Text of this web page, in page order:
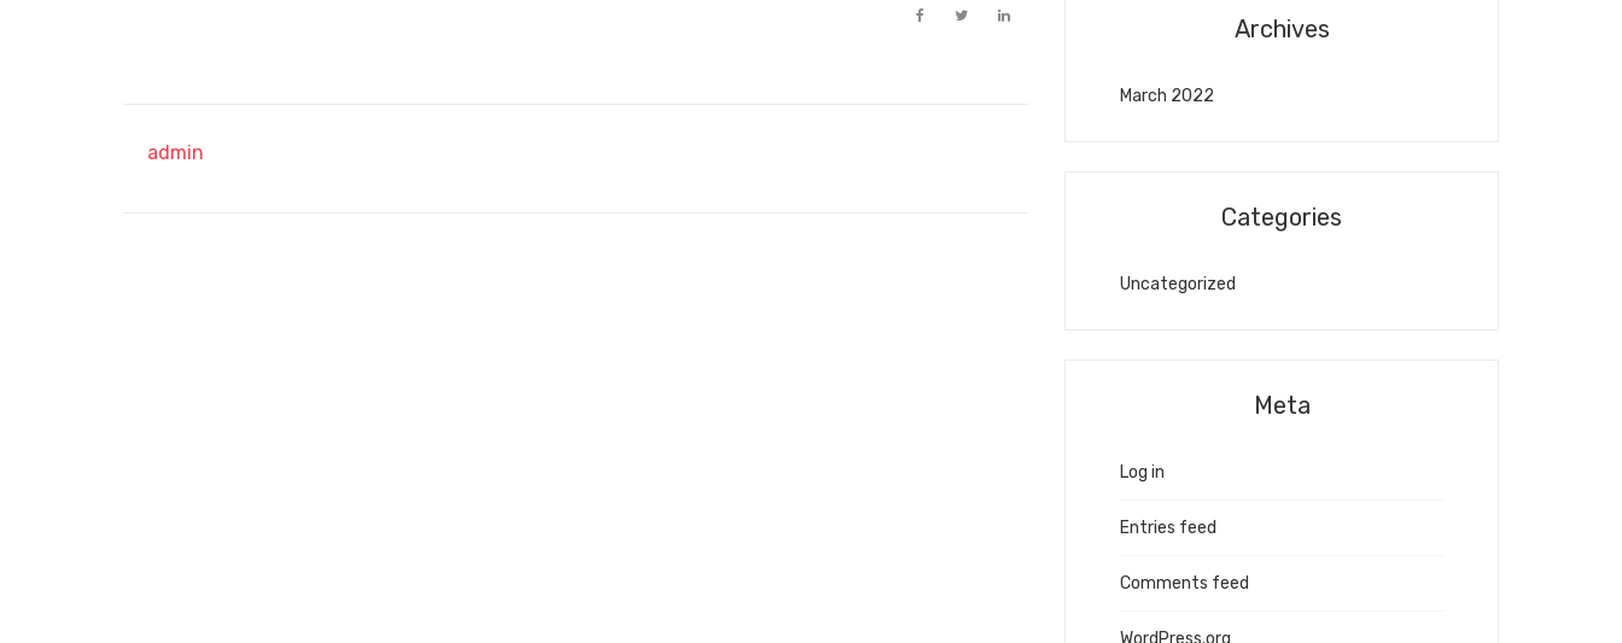
admin
Archives
March 2022
Categories
Uncategorized
Meta
Log in
Entries feed
Comments feed
WordPress.org